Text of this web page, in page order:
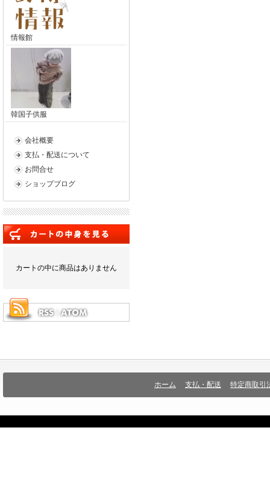
情報館
韓国子供服
会社概要
支払・配送について
お問合せ
ショップブログ
カートの中に商品はありません
ホーム 支払・配送 特定商取引